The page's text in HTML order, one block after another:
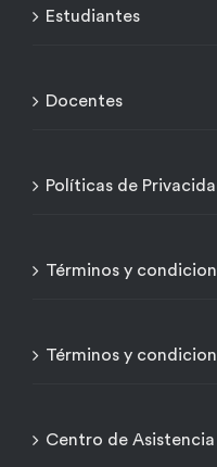
Estudiantes
Docentes
Políticas de
Términos y
Términos y
Centro de Asistencia